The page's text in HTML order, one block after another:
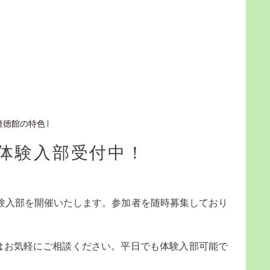
徳館の特色
入部受付中！
部を開催いたします。参加者を随時募集しており
気軽にご相談ください。平日でも体験入部可能で